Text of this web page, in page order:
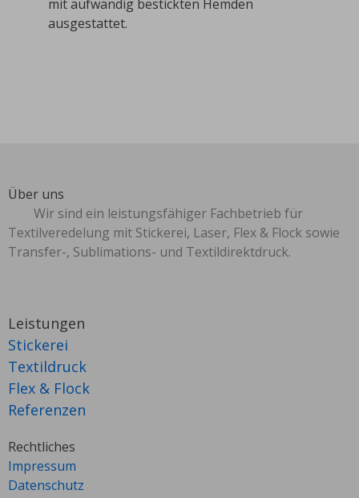
mit aufwändig bestickten Hemden
ausgestattet.
Über uns
Wir sind ein leistungsfähiger Fachbetrieb für
Textilveredelung mit Stickerei, Laser, Flex & Flock sowie
Transfer-, Sublimations- und Textildirektdruck.
Leistungen
Stickerei
Textildruck
Flex & Flock
Referenzen
Rechtliches
Impressum
Datenschutz